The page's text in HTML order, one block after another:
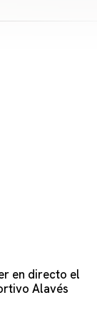
en directo el
Alavés